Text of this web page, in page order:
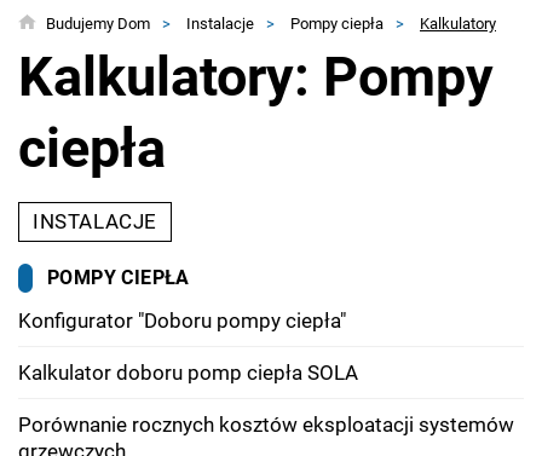
Budujemy Dom > Instalacje > Pompy ciepła > Kalkulatory
Kalkulatory: Pompy
ciepła
INSTALACJE
POMPY CIEPŁA
Konfigurator "Doboru pompy ciepła"
Kalkulator doboru pomp ciepła SOLA
Porównanie rocznych kosztów eksploatacji systemów
grzewczych